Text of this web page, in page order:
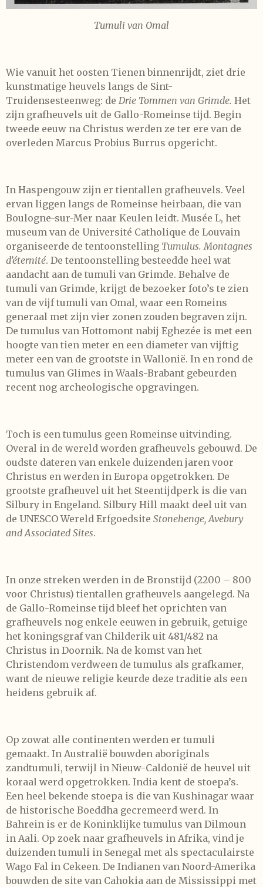
Tumuli van Omal
Wie vanuit het oosten Tienen binnenrijdt, ziet drie
kunstmatige heuvels langs de Sint-
Truidensesteenweg: de Drie Tommen van Grimde. Het
zijn grafheuvels uit de Gallo-Romeinse tijd. Begin
tweede eeuw na Christus werden ze ter ere van de
overleden Marcus Probius Burrus opgericht.
In Haspengouw zijn er tientallen grafheuvels. Veel
ervan liggen langs de Romeinse heirbaan, die van
Boulogne-sur-Mer naar Keulen leidt. Musée L, het
museum van de Université Catholique de Louvain
organiseerde de tentoonstelling Tumulus. Montagnes
d’éternité. De tentoonstelling besteedde heel wat
aandacht aan de tumuli van Grimde. Behalve de
tumuli van Grimde, krijgt de bezoeker foto’s te zien
van de vijf tumuli van Omal, waar een Romeins
generaal met zijn vier zonen zouden begraven zijn.
De tumulus van Hottomont nabij Eghezée is met een
hoogte van tien meter en een diameter van vijftig
meter een van de grootste in Wallonië. In en rond de
tumulus van Glimes in Waals-Brabant gebeurden
recent nog archeologische opgravingen.
Toch is een tumulus geen Romeinse uitvinding.
Overal in de wereld worden grafheuvels gebouwd. De
oudste dateren van enkele duizenden jaren voor
Christus en werden in Europa opgetrokken. De
grootste grafheuvel uit het Steentijdperk is die van
Silbury in Engeland. Silbury Hill maakt deel uit van
de UNESCO Wereld Erfgoedsite Stonehenge, Avebury
and Associated Sites.
In onze streken werden in de Bronstijd (2200 – 800
voor Christus) tientallen grafheuvels aangelegd. Na
de Gallo-Romeinse tijd bleef het oprichten van
grafheuvels nog enkele eeuwen in gebruik, getuige
het koningsgraf van Childerik uit 481/482 na
Christus in Doornik. Na de komst van het
Christendom verdween de tumulus als grafkamer,
want de nieuwe religie keurde deze traditie als een
heidens gebruik af.
Op zowat alle continenten werden er tumuli
gemaakt. In Australië bouwden aboriginals
zandtumuli, terwijl in Nieuw-Caldonië de heuvel uit
koraal werd opgetrokken. India kent de stoepa’s.
Een heel bekende stoepa is die van Kushinagar waar
de historische Boeddha gecremeerd werd. In
Bahrein is er de Koninklijke tumulus van Dilmoun
in Aali. Op zoek naar grafheuvels in Afrika, vind je
duizenden tumuli in Senegal met als spectaculairste
Wago Fal in Cekeen. De Indianen van Noord-Amerika
bouwden de site van Cahokia aan de Mississippi met